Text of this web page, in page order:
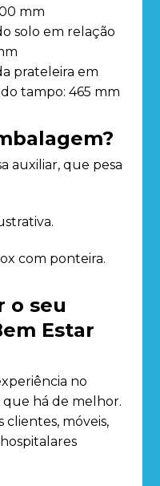
mm
solo em relação
prateleira em
tampo: 465 mm
auxiliar, que pesa
com ponteira.
o seu
Estar
no
há de melhor.
clientes, móveis,